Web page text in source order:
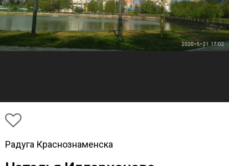
Радуга Краснознаменска